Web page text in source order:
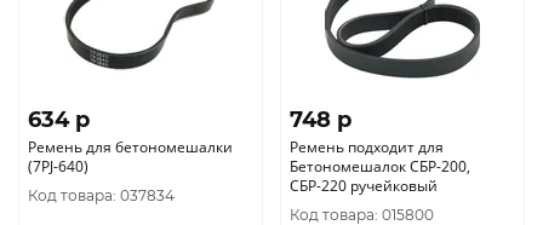
634 p
Ремень для бетономешалки
(7PJ-640)
Код товара: 037834
748 p
Ремень подходит для
Бетономешалок СБР-200,
СБР-220 ручейковый
Код товара: 015800